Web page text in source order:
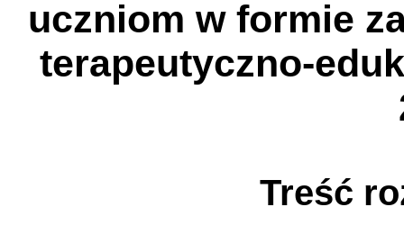
uczniom w formie
terapeutyczno-
Treść